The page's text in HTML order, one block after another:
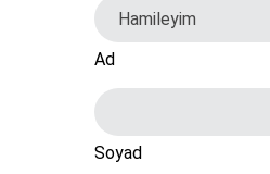
Ad
Soyad